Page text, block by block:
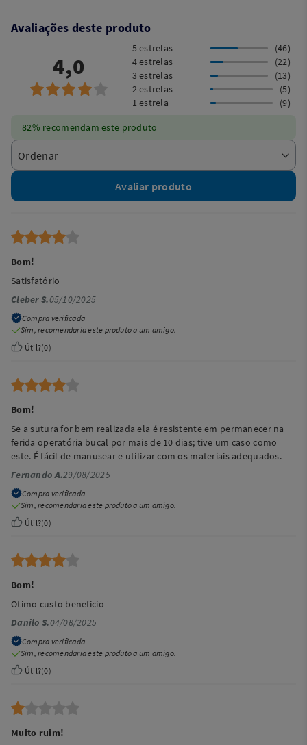
Avaliações deste produto
4,0
5 estrelas
(46)
4 estrelas
(22)
3 estrelas
(13)
2 estrelas
(5)
1 estrela
(9)
82% recomendam este produto
Avaliar produto
Bom!
Satisfatório
Cleber S.05/10/2025
Compra verificada
Sim, recomendaria este produto a um amigo.
Útil?(0)
Bom!
Se a sutura for bem realizada ela é resistente em permanecer na
ferida operatória bucal por mais de 10 dias; tive um caso como
este. É fácil de manusear e utilizar com os materiais adequados.
Fernando A.29/08/2025
Compra verificada
Sim, recomendaria este produto a um amigo.
Útil?(0)
Bom!
Otimo custo beneficio
Danilo S.04/08/2025
Compra verificada
Sim, recomendaria este produto a um amigo.
Útil?(0)
Muito ruim!